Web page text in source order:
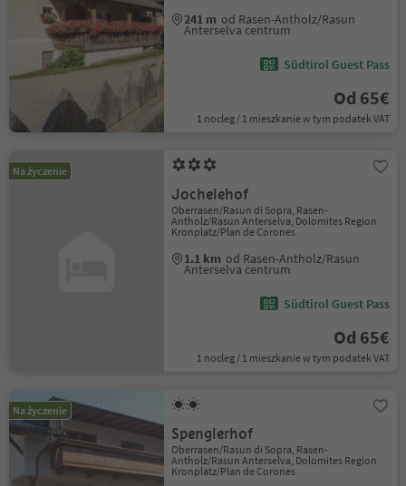
241 m od Rasen-Antholz/Rasun
Anterselva centrum
Südtirol Guest Pass
Od 65€
1 nocleg / 1 mieszkanie w tym podatek VAT
Na życzenie
Jochelehof
Oberrasen/Rasun di Sopra, Rasen-
Antholz/Rasun Anterselva, Dolomites Region
Kronplatz/Plan de Corones
1.1 km od Rasen-Antholz/Rasun
Anterselva centrum
Südtirol Guest Pass
Od 65€
1 nocleg / 1 mieszkanie w tym podatek VAT
Na życzenie
Spenglerhof
Oberrasen/Rasun di Sopra, Rasen-
Antholz/Rasun Anterselva, Dolomites Region
Kronplatz/Plan de Corones